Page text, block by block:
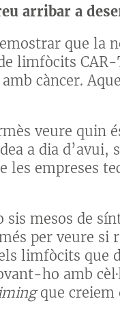
arribar a
que la
limfòcits
càncer.
veure quin
a dia d’avui,
les empreses
mesos de
per veure si
limfòcits que
ho amb
que creiem